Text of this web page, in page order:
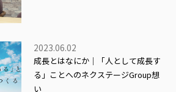
成長とはなにか｜「人として成長す
る」ことへのネクステージGroup想
い
2023.06.02